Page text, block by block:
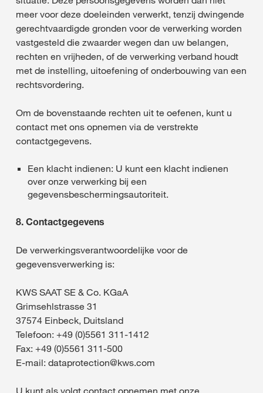
meer voor deze doeleinden verwerkt, tenzij dwingende
gerechtvaardigde gronden voor de verwerking worden
vastgesteld die zwaarder wegen dan uw belangen,
rechten en vrijheden, of de verwerking verband houdt
met de instelling, uitoefening of onderbouwing van een
rechtsvordering.
Om de bovenstaande rechten uit te oefenen, kunt u
contact met ons opnemen via de verstrekte
contactgegevens.
Een klacht indienen: U kunt een klacht indienen
over onze verwerking bij een
gegevensbeschermingsautoriteit.
8. Contactgegevens
De verwerkingsverantwoordelijke voor de
gegevensverwerking is:
KWS SAAT SE & Co. KGaA
Grimsehlstrasse 31
37574 Einbeck, Duitsland
Telefoon: +49 (0)5561 311-1412
Fax: +49 (0)5561 311-500
E-mail: dataprotection@kws.com
U kunt als volgt contact opnemen met onze